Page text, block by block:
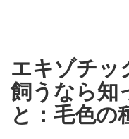
エキゾチッ
飼うなら知
と：毛色の